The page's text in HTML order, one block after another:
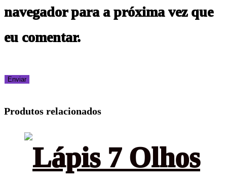
navegador para a próxima vez que
eu comentar.
Produtos relacionados